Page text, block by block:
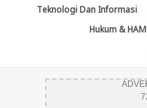
Teknologi Dan Informasi
Hukum & HAM